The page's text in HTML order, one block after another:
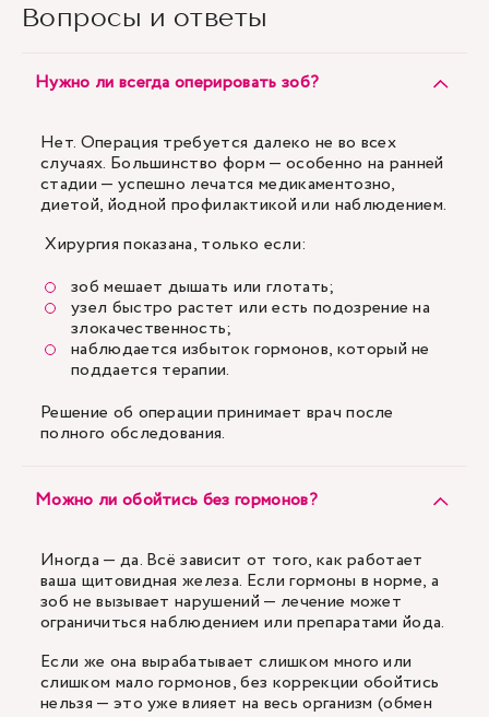
Вопросы и ответы
Нужно ли всегда оперировать зоб?
Нет. Операция требуется далеко не во всех
случаях. Большинство форм — особенно на ранней
стадии — успешно лечатся медикаментозно,
диетой, йодной профилактикой или наблюдением.
Хирургия показана, только если:
зоб мешает дышать или глотать;
узел быстро растет или есть подозрение на
злокачественность;
наблюдается избыток гормонов, который не
поддается терапии.
Решение об операции принимает врач после
полного обследования.
Можно ли обойтись без гормонов?
Иногда — да. Всё зависит от того, как работает
ваша щитовидная железа. Если гормоны в норме, а
зоб не вызывает нарушений — лечение может
ограничиться наблюдением или препаратами йода.
Если же она вырабатывает слишком много или
слишком мало гормонов, без коррекции обойтись
нельзя — это уже влияет на весь организм (обмен